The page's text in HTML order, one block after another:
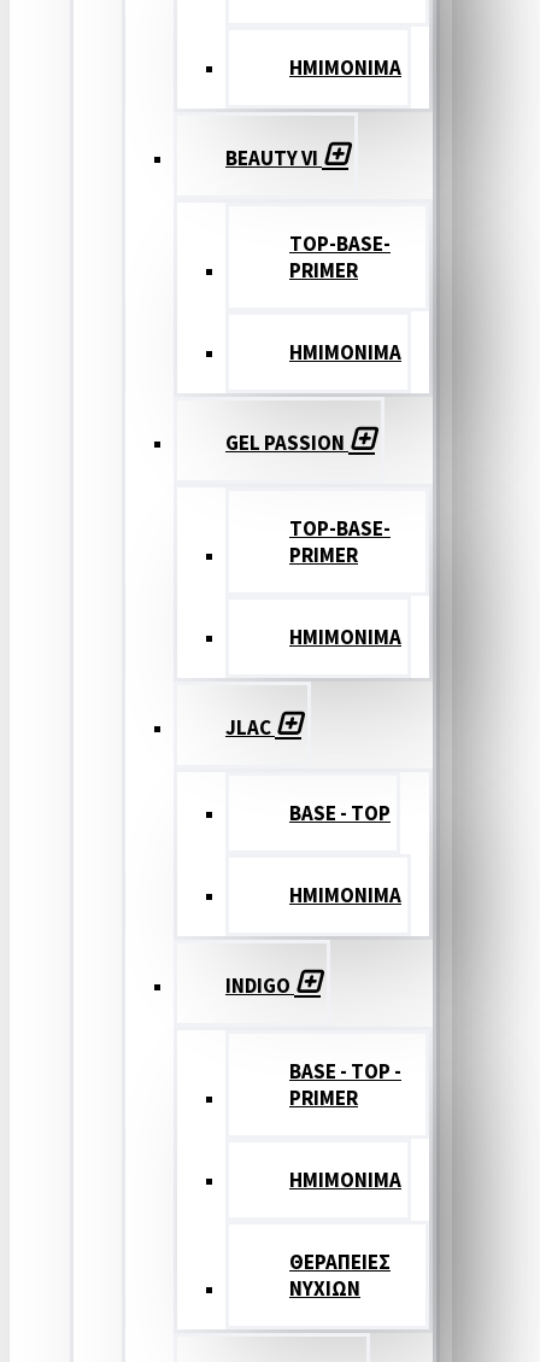
ΗΜΙΜΟΝΙΜΑ
BEAUTY VI
TOP-BASE-
PRIMER
ΗΜΙΜΟΝΙΜΑ
GEL PASSION
TOP-BASE-
PRIMER
ΗΜΙΜΟΝΙΜΑ
JLAC
BASE - TOP
ΗΜΙΜΟΝΙΜΑ
INDIGO
BASE - TOP -
PRIMER
HMIMONIMA
ΘΕΡΑΠΕΙΕΣ
ΝΥΧΙΩΝ